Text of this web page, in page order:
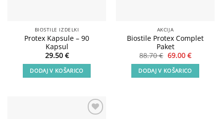
BIOSTILE IZDELKI
Protex Kapsule – 90
Kapsul
29.50 €
DODAJ V KOŠARICO
AKCIJA
Biostile Protex Complet
Paket
88.70€ Izvirna
cena
je
bila:
88.70 €.
69.00 €Trenutna
cena
je:
69.00 €.
DODAJ V KOŠARICO